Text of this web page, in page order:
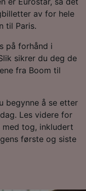
av for hele
til Paris.
på forhånd i
sikrer du deg de
fra Boom til
begynne å se etter
Les videre for
med tog, inkludert
første og siste